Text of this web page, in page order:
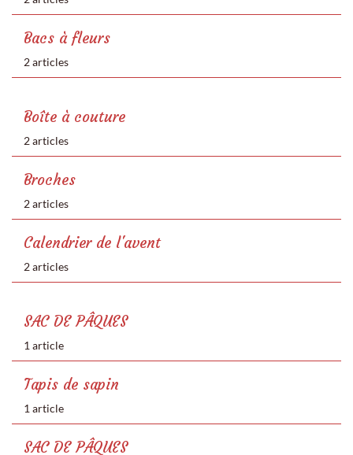
Bacs à fleurs
2 articles
Boîte à couture
2 articles
Broches
2 articles
Calendrier de l'avent
2 articles
SAC DE PÂQUES
1 article
Tapis de sapin
1 article
SAC DE PÂQUES